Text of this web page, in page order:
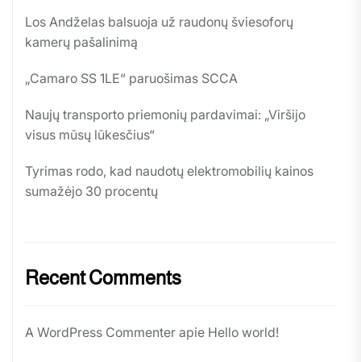
Los Andželas balsuoja už raudonų šviesoforų
kamerų pašalinimą
„Camaro SS 1LE“ paruošimas SCCA
Naujų transporto priemonių pardavimai: „Viršijo
visus mūsų lūkesčius“
Tyrimas rodo, kad naudotų elektromobilių kainos
sumažėjo 30 procentų
Recent Comments
A WordPress Commenter apie Hello world!